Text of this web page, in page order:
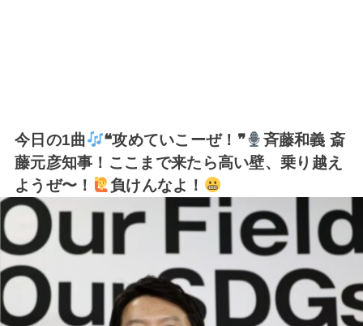
今日の1曲 ❝攻めていこーぜ！❞
斉藤和義 斎
藤元彦知事！ここまで来たら高い壁、乗り越え
ようぜ〜！
負けんなよ！